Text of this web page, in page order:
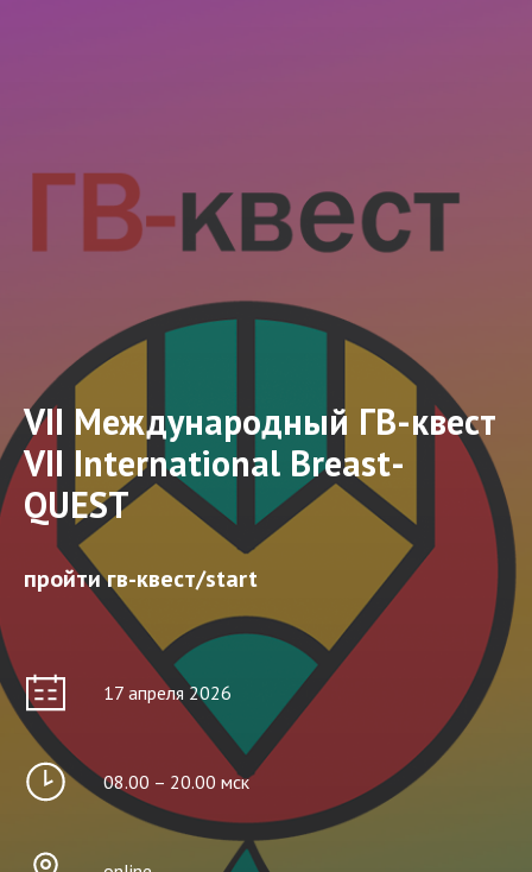
VII Международный ГВ-квест
VII International Breast-
QUEST
пройти гв-квест/start
17 апреля 2026
08.00 – 20.00 мск